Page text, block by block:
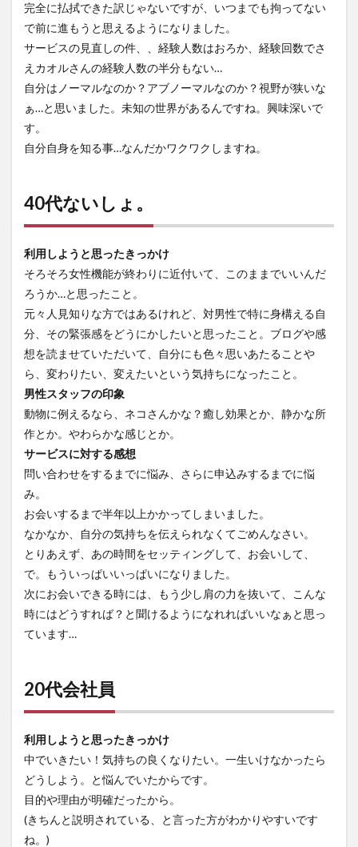
完全に払拭できた訳じゃないですが、いつまでも拘ってない
で前に進もうと思えるようになりました。
サービスの見直しの件、、経験人数はおろか、経験回数でさ
えカオルさんの経験人数の半分もない…
自分はノーマルなのか？アブノーマルなのか？視野が狭いな
ぁ…と思いました。未知の世界があるんですね。興味深いで
す。
自分自身を知る事…なんだかワクワクしますね。
40代ないしょ。
利用しようと思ったきっかけ
そろそろ女性機能が終わりに近付いて、このままでいいんだ
ろうか…と思ったこと。
元々人見知りな方ではあるけれど、対男性で特に身構える自
分、その緊張感をどうにかしたいと思ったこと。ブログや感
想を読ませていただいて、自分にも色々思いあたることや
ら、変わりたい、変えたいという気持ちになったこと。
男性スタッフの印象
動物に例えるなら、ネコさんかな？癒し効果とか、静かな所
作とか。やわらかな感じとか。
サービスに対する感想
問い合わせをするまでに悩み、さらに申込みするまでに悩
み。
お会いするまで半年以上かかってしまいました。
なかなか、自分の気持ちを伝えられなくてごめんなさい。
とりあえず、あの時間をセッティングして、お会いして、
で。もういっぱいいっぱいになりました。
次にお会いできる時には、もう少し肩の力を抜いて、こんな
時にはどうすれば？と聞けるようになれればいいなぁと思っ
ています…
20代会社員
利用しようと思ったきっかけ
中でいきたい！気持ちの良くなりたい。一生いけなかったら
どうしよう。と悩んでいたからです。
目的や理由が明確だったから。
(きちんと説明されている、と言った方がわかりやすいです
ね。)